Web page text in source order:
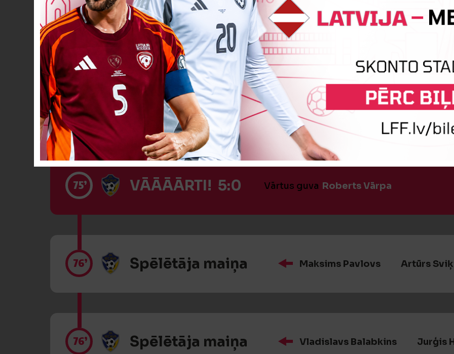
72’ Spēlētāja maiņa Aleksandrs Baranovskis
72’ VĀĀĀĀRTI! 4:0 Vārtus guvaKristers Lagzdkalns
75’ VĀĀĀĀRTI! 5:0 Vārtus guva Roberts Vārpa
76’ Spēlētāja maiņa Maksims Pavlovs Artūrs
76’ Spēlētāja maiņa Vladislavs Balabkins Jurģis